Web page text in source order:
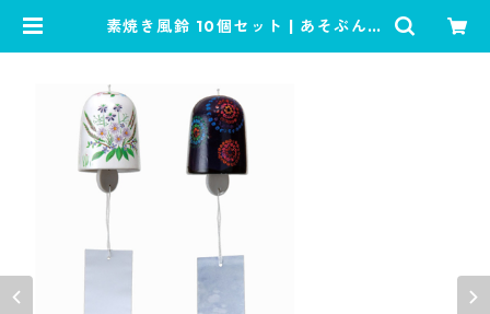
素焼き風鈴 10個セット | あそぶんで